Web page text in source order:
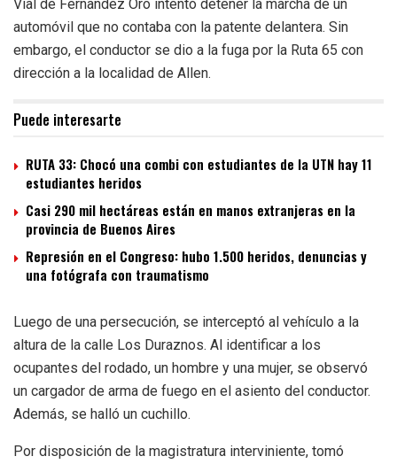
Vial de Fernandez Oro intentó detener la marcha de un
automóvil que no contaba con la patente delantera. Sin
embargo, el conductor se dio a la fuga por la Ruta 65 con
dirección a la localidad de Allen.
Puede interesarte
RUTA 33: Chocó una combi con estudiantes de la UTN hay 11
estudiantes heridos
Casi 290 mil hectáreas están en manos extranjeras en la
provincia de Buenos Aires
Represión en el Congreso: hubo 1.500 heridos, denuncias y
una fotógrafa con traumatismo
Luego de una persecución, se interceptó al vehículo a la
altura de la calle Los Duraznos. Al identificar a los
ocupantes del rodado, un hombre y una mujer, se observó
un cargador de arma de fuego en el asiento del conductor.
Además, se halló un cuchillo.
Por disposición de la magistratura interviniente, tomó